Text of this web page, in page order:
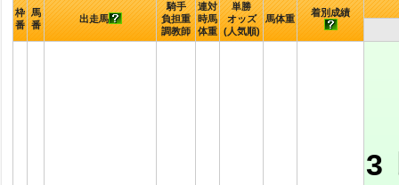
枠
番
馬
番
出走馬
騎手
負担重
調教師
連対
時馬
体重
単勝
オッズ
(人気順)
馬体重
着別成績
3